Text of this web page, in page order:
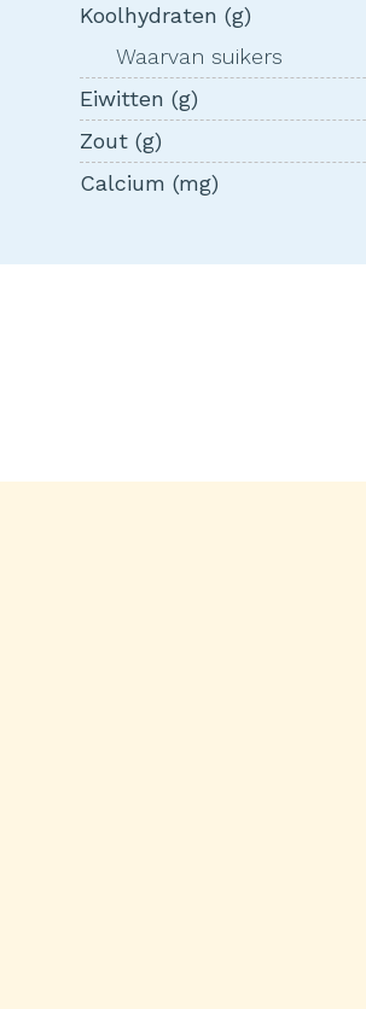
Koolhydraten (g)
Waarvan suikers
Eiwitten (g)
Zout (g)
Calcium (mg)